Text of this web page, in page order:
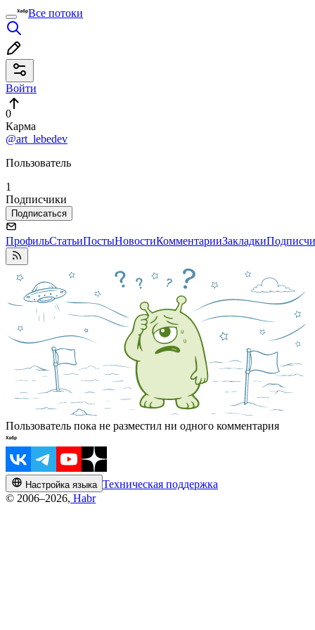
Все потоки
Войти
0
Карма
@art_lebedev
Пользователь
1
Подписчики
Подписаться
ПрофильСтатьиПостыНовостиКомментарииЗакладки
Пользователь пока не разместил ни одного комментария
Настройка языка Техническая поддержка
© 2006–2026, Habr